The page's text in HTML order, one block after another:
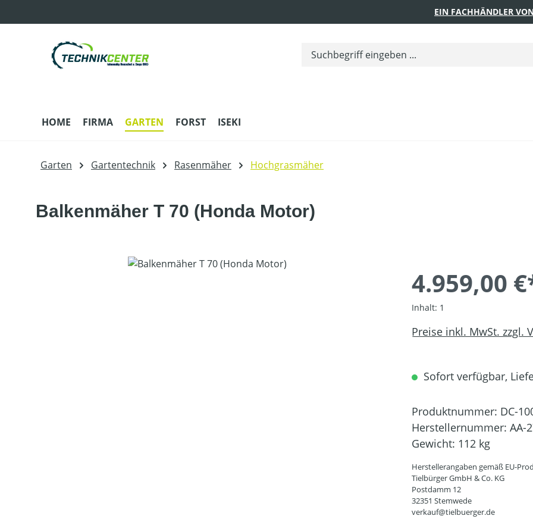
EIN FACHHÄNDLER
HOME FIRMA GARTEN FORST ISEKI
Garten Gartentechnik Rasenmäher Hochgrasmäher
Balkenmäher T 70 (Honda Motor)
Bildergalerie überspringen
4.959,00
Inhalt: 1
Preise inkl. MwSt. zzgl.
Sofort verfügbar,
Produktnummer: DC-
Herstellernummer: AA-
Gewicht: 112 kg
Herstellerangaben gemäß EU-
Tielbürger GmbH & Co. KG
Postdamm 12
32351 Stemwede
verkauf@tielbuerger.de